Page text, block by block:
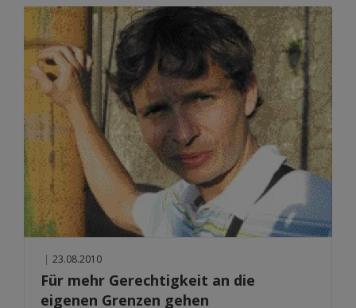
| 23.08.2010
Für mehr Gerechtigkeit an die
eigenen Grenzen gehen